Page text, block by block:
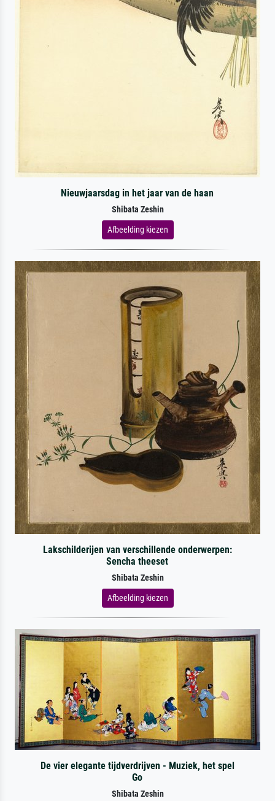
Nieuwjaarsdag in het jaar van de haan
Shibata Zeshin
Afbeelding kiezen
Lakschilderijen van verschillende onderwerpen:
Sencha theeset
Shibata Zeshin
Afbeelding kiezen
De vier elegante tijdverdrijven - Muziek, het spel
Go
Shibata Zeshin